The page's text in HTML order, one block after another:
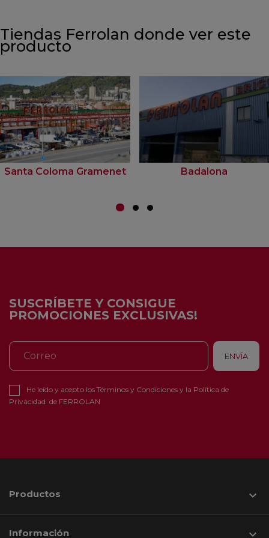
Tiendas Ferrolan donde ver este
producto
Santa Coloma Gramenet Badalona
SUSCRÍBETE Y CONSIGUE
PROMOCIONES EXCLUSIVAS!
He leído y acepto los Términos y Condiciones y la Política de
Privacidad de FERROLAN
Productos 
Información 